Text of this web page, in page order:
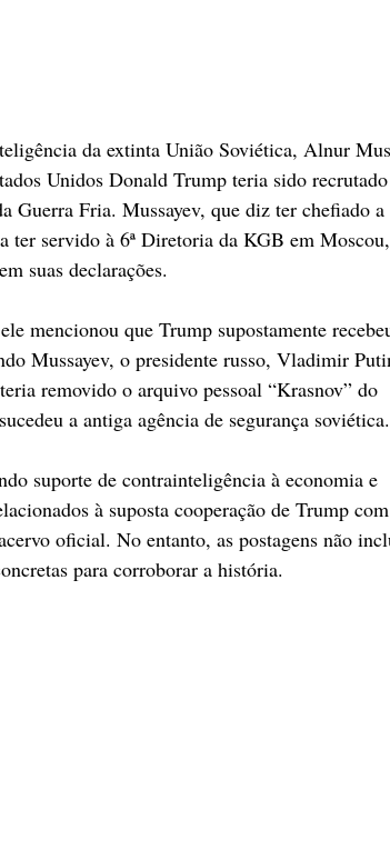
da extinta União Soviética, Alnur
Unidos Donald Trump teria sido
Guerra Fria. Mussayev, que diz ter chefiado a
ter servido à 6ª Diretoria da KGB em
suas declarações.
mencionou que Trump supostamente
Mussayev, o presidente russo, Vladimir
removido o arquivo pessoal “Krasnov” do
a antiga agência de segurança soviética.
suporte de contrainteligência à economia e
à suposta cooperação de Trump
oficial. No entanto, as postagens não
para corroborar a história.